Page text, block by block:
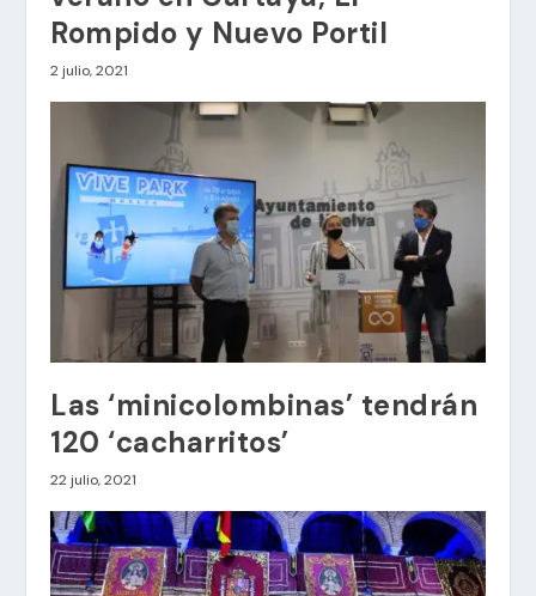
Rompido y Nuevo Portil
2 julio, 2021
Las ‘minicolombinas’ tendrán
120 ‘cacharritos’
22 julio, 2021